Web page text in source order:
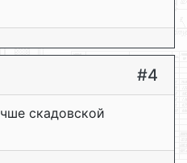
#4
скадовской